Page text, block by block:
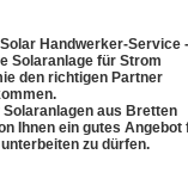
Handwerker-Service -
Solaranlage für Strom
den richtigen Partner
Solaranlagen aus Bretten
Ihnen ein gutes Angebot
zu dürfen.